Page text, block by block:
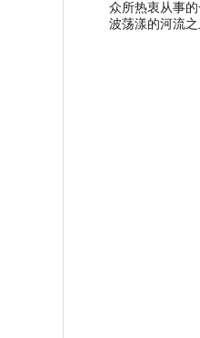
众所热衷从事
波荡漾的河流